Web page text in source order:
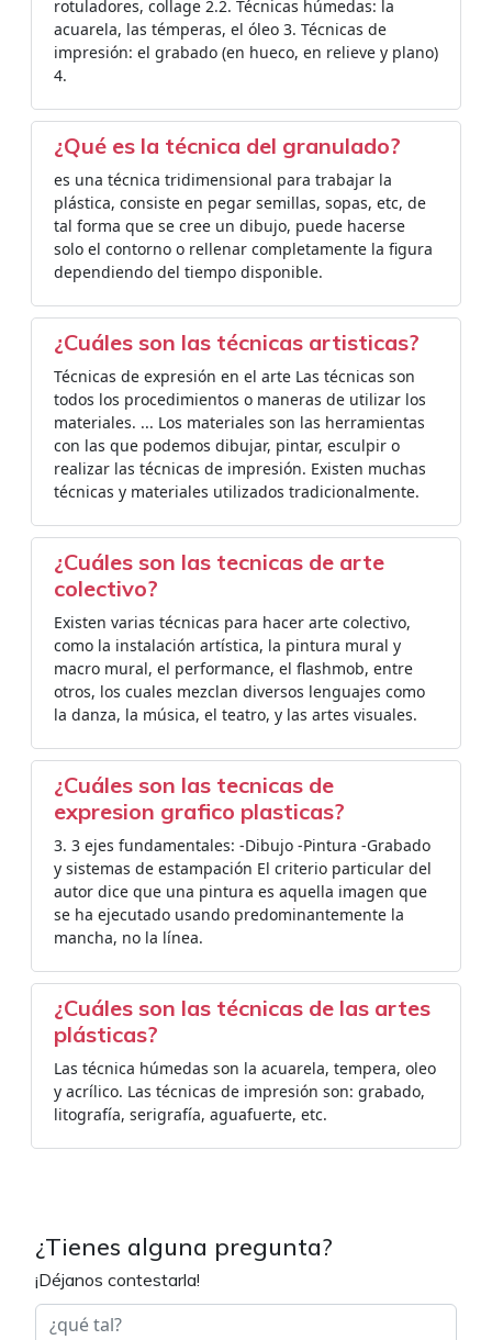
rotuladores, collage 2.2. Técnicas húmedas: la
acuarela, las témperas, el óleo 3. Técnicas de
impresión: el grabado (en hueco, en relieve y plano)
4.
¿Qué es la técnica del granulado?
es una técnica tridimensional para trabajar la
plástica, consiste en pegar semillas, sopas, etc, de
tal forma que se cree un dibujo, puede hacerse
solo el contorno o rellenar completamente la figura
dependiendo del tiempo disponible.
¿Cuáles son las técnicas artisticas?
Técnicas de expresión en el arte Las técnicas son
todos los procedimientos o maneras de utilizar los
materiales. ... Los materiales son las herramientas
con las que podemos dibujar, pintar, esculpir o
realizar las técnicas de impresión. Existen muchas
técnicas y materiales utilizados tradicionalmente.
¿Cuáles son las tecnicas de arte
colectivo?
Existen varias técnicas para hacer arte colectivo,
como la instalación artística, la pintura mural y
macro mural, el performance, el flashmob, entre
otros, los cuales mezclan diversos lenguajes como
la danza, la música, el teatro, y las artes visuales.
¿Cuáles son las tecnicas de
expresion grafico plasticas?
3. 3 ejes fundamentales: -Dibujo -Pintura -Grabado
y sistemas de estampación El criterio particular del
autor dice que una pintura es aquella imagen que
se ha ejecutado usando predominantemente la
mancha, no la línea.
¿Cuáles son las técnicas de las artes
plásticas?
Las técnica húmedas son la acuarela, tempera, oleo
y acrílico. Las técnicas de impresión son: grabado,
litografía, serigrafía, aguafuerte, etc.
¿Tienes alguna pregunta?
¡Déjanos contestarla!